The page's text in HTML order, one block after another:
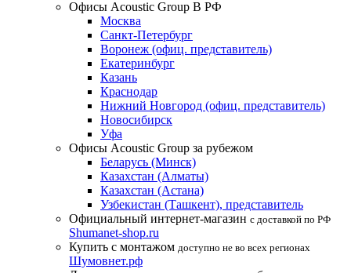
Офисы Acoustic Group В РФ
Москва
Санкт-Петербург
Воронеж (офиц. представитель)
Екатеринбург
Казань
Краснодар
Нижний Новгород (офиц. представитель)
Новосибирск
Уфа
Офисы Acoustic Group за рубежом
Беларусь (Минск)
Казахстан (Алматы)
Казахстан (Астана)
Узбекистан (Ташкент), представитель
Официальный интернет-магазин с доставкой по РФ
Shumanet-shop.ru
Купить с монтажом доступно не во всех регионах
Шумовнет.рф